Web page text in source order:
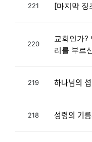
221 [마지막 징조]
220
교회인가?
리를 부르
219 하나님의
218 성령의